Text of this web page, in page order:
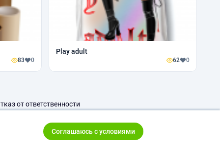
83 0
Play adult
62 0
от ответственности
Соглашаюсь с условиями